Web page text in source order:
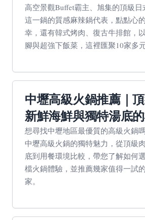
高空景觀Buffet霸主、旭集的頂級
這一鍋的質感麻辣鍋代表，點點心
幸，還有韓式烤肉、復古牛排館，
腳與超強下飯菜，這裡匯聚10家多
中壢高級火鍋推薦｜頂
新鮮海鮮與獨特湯底
想尋找中壢地區最優質的高級火鍋
中壢高級火鍋的獨特魅力，從頂級
底到用餐環境比較，帶您了解如何
檔火鍋體驗，並推薦幾家值得一試
家。